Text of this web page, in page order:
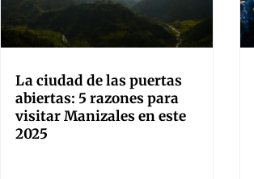
La ciudad de las puertas
abiertas: 5 razones para
visitar Manizales en este
2025